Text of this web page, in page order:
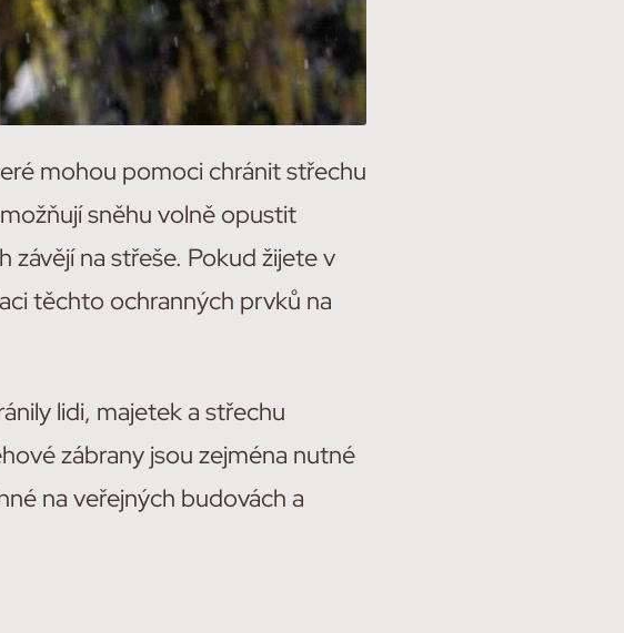
mohou pomoci chránit střechu
sněhu volně opustit
závějí na střeše. Pokud žijete v
těchto ochranných prvků na
lidi, majetek a střechu
zábrany jsou zejména nutné
na veřejných budovách a